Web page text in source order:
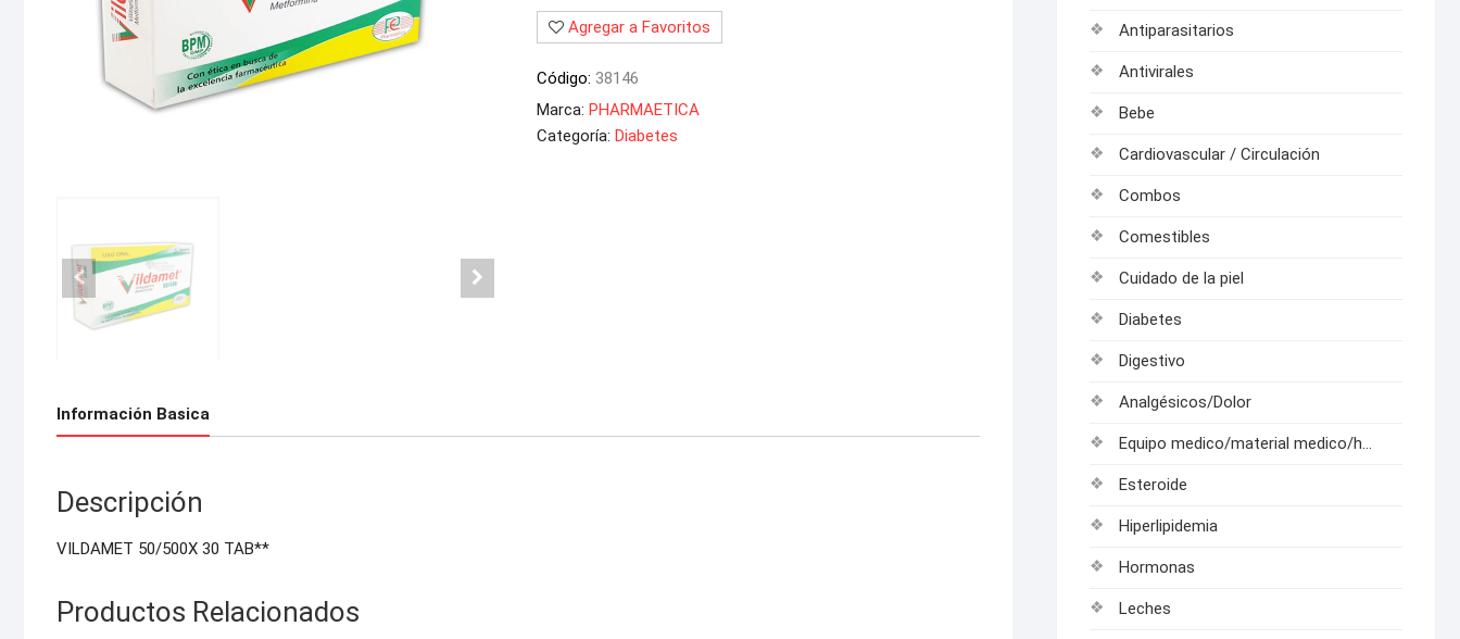
Agregar a Favoritos
Código: 38146
Marca: PHARMAETICA
Categoría: Diabetes
Información Basica
Descripción
VILDAMET 50/500X 30 TAB**
Productos Relacionados
Antiparasitarios
Antivirales
Bebe
Cardiovascular / Circulación
Combos
Comestibles
Cuidado de la piel
Diabetes
Digestivo
Analgésicos/Dolor
Equipo medico/material medico/hospitalarios
Esteroide
Hiperlipidemia
Hormonas
Leches